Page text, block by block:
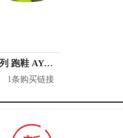
李宁 傅海峰 系列 跑鞋 AYAL037
1条购买链接